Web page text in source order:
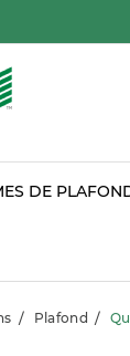
DE
Plafond